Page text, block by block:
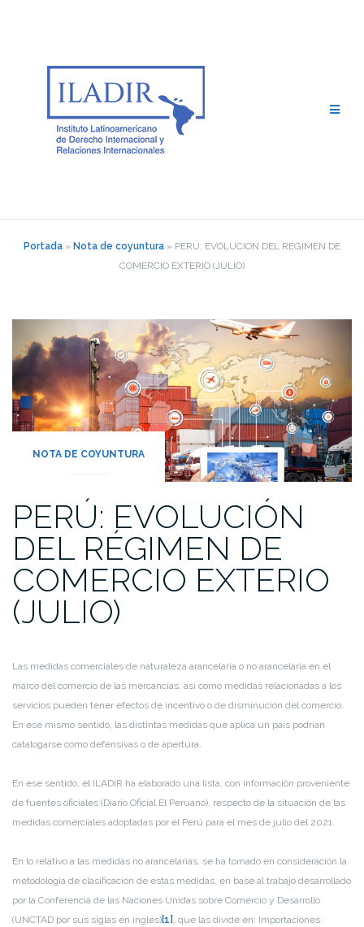
Portada » Nota de coyuntura » PERÚ: EVOLUCIÓN DEL RÉGIMEN DE
COMERCIO EXTERIO (JULIO)
NOTA DE COYUNTURA
PERÚ: EVOLUCIÓN
DEL RÉGIMEN DE
COMERCIO EXTERIO
(JULIO)
Las medidas comerciales de naturaleza arancelaria o no arancelaria en el
marco del comercio de las mercancías, así como medidas relacionadas a los
servicios pueden tener efectos de incentivo o de disminución del comercio.
En ese mismo sentido, las distintas medidas que aplica un país podrían
catalogarse como defensivas o de apertura.
En ese sentido, el ILADIR ha elaborado una lista, con información proveniente
de fuentes oficiales (Diario Oficial El Peruano), respecto de la situación de las
medidas comerciales adoptadas por el Perú para el mes de julio del 2021.
En lo relativo a las medidas no arancelarias, se ha tomado en consideración la
metodología de clasificación de estas medidas, en base al trabajo desarrollado
por la Conferencia de las Naciones Unidas sobre Comercio y Desarrollo
(UNCTAD por sus siglas en inglés)[1] , que las divide en: Importaciones